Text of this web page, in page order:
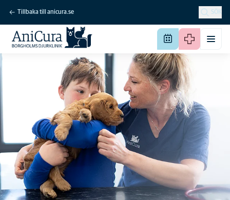
Tillbaka till anicura.se SÖK